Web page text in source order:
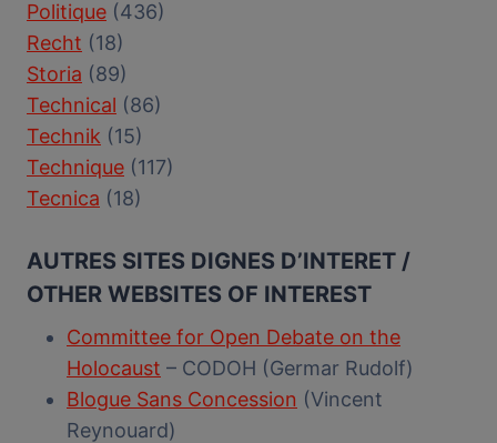
Politique (436)
Recht (18)
Storia (89)
Technical (86)
Technik (15)
Technique (117)
Tecnica (18)
AUTRES SITES DIGNES D’INTERET /
OTHER WEBSITES OF INTEREST
Committee for Open Debate on the
Holocaust – CODOH (Germar Rudolf)
Blogue Sans Concession (Vincent
Reynouard)